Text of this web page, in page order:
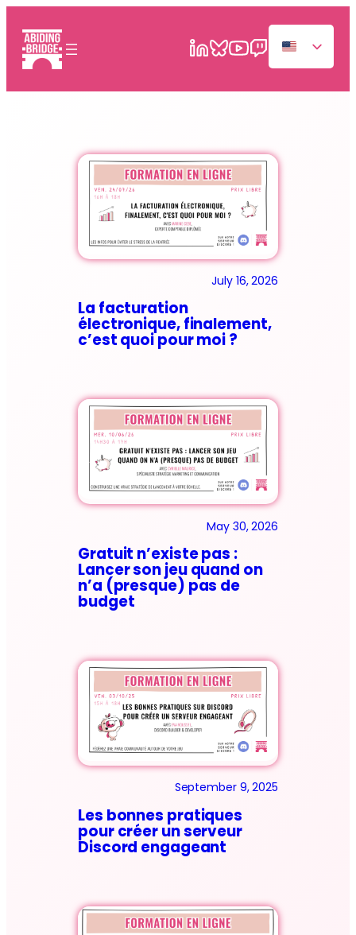
content
July 16, 2026
La facturation
électronique, finalement,
c’est quoi pour moi ?
May 30, 2026
Gratuit n’existe pas :
Lancer son jeu quand on
n’a (presque) pas de
budget
September 9, 2025
Les bonnes pratiques
pour créer un serveur
Discord engageant